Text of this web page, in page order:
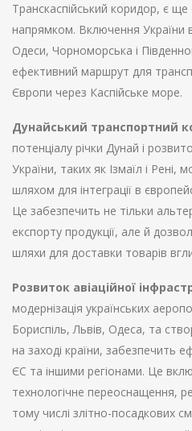
Транскаспійський коридор, є
напрямком. Включення України
Одеси, Чорноморська і
ефективний маршрут для
Європи через Каспійське море.
Дунайський транспортний
потенціалу річки Дунай і
України, таких як Ізмаїл і
шляхом для інтеграції в
Це забезпечить не тільки
експорту продукції, але й
шляхи для доставки товарів
Розвиток авіаційної
модернізація українських
Бориспіль, Львів, Одеса, та
на заході країни, забезпечить
ЄС та іншими регіонами. Це
технологічне переоснащення,
тому числі злітно-посадкових